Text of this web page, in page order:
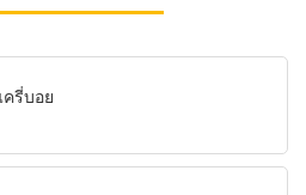
รี่บอย